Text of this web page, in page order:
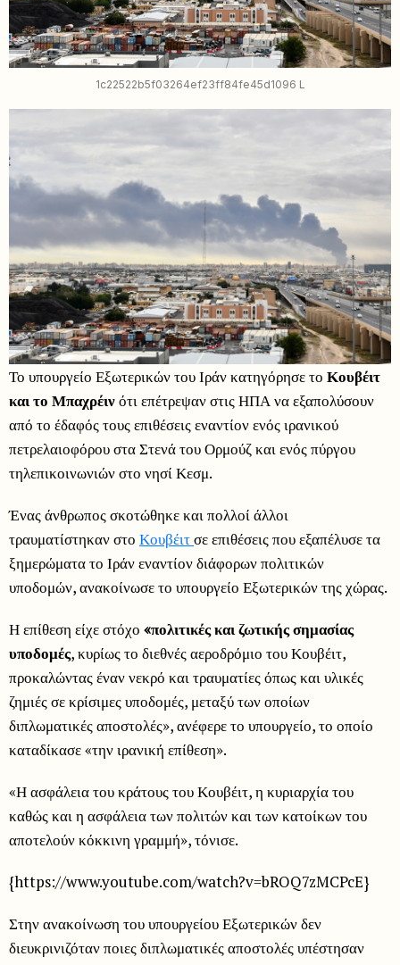
1c22522b5f03264ef23ff84fe45d1096 L
Το υπουργείο Εξωτερικών του Ιράν κατηγόρησε το Κουβέιτ
και το Μπαχρέινότι επέτρεψαν στις ΗΠΑ να εξαπολύσουν
από το έδαφός τους επιθέσεις εναντίον ενός ιρανικού
πετρελαιοφόρου στα Στενά του Ορμούζ και ενός πύργου
τηλεπικοινωνιών στο νησί Κεσμ.
Ένας άνθρωπος σκοτώθηκε και πολλοί άλλοι
τραυματίστηκαν στο Κουβέιτσε επιθέσεις που εξαπέλυσε τα
ξημερώματα το Ιράν εναντίον διάφορων πολιτικών
υποδομών, ανακοίνωσε το υπουργείο Εξωτερικών της χώρας.
Η επίθεση είχε στόχο «πολιτικές και ζωτικής σημασίας
υποδομές, κυρίως το διεθνές αεροδρόμιο του Κουβέιτ,
προκαλώντας έναν νεκρό και τραυματίες όπως και υλικές
ζημιές σε κρίσιμες υποδομές, μεταξύ των οποίων
διπλωματικές αποστολές», ανέφερε το υπουργείο, το οποίο
καταδίκασε «την ιρανική επίθεση».
«Η ασφάλεια του κράτους του Κουβέιτ, η κυριαρχία του
καθώς και η ασφάλεια των πολιτών και των κατοίκων του
αποτελούν κόκκινη γραμμή», τόνισε.
{https://www.youtube.com/watch?v=bROQ7zMCPcE}
Στην ανακοίνωση του υπουργείου Εξωτερικών δεν
διευκρινιζόταν ποιες διπλωματικές αποστολές υπέστησαν